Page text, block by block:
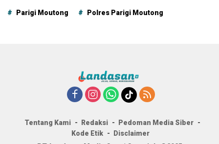
Parigi Moutong Polres Parigi Moutong
Tentang Kami Redaksi
Pedoman Media Siber
Kode Etik
Disclaimer